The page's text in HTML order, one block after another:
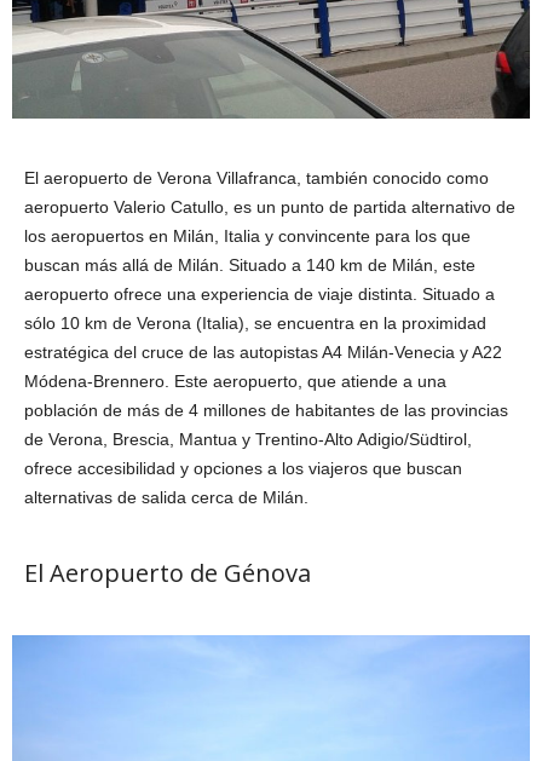
El aeropuerto de Verona Villafranca, también conocido como
aeropuerto Valerio Catullo, es un punto de partida alternativo de
los aeropuertos en Milán, Italia y convincente para los que
buscan más allá de Milán. Situado a 140 km de Milán, este
aeropuerto ofrece una experiencia de viaje distinta. Situado a
sólo 10 km de Verona (Italia), se encuentra en la proximidad
estratégica del cruce de las autopistas A4 Milán-Venecia y A22
Módena-Brennero. Este aeropuerto, que atiende a una
población de más de 4 millones de habitantes de las provincias
de Verona, Brescia, Mantua y Trentino-Alto Adigio/Südtirol,
ofrece accesibilidad y opciones a los viajeros que buscan
alternativas de salida cerca de Milán.
El Aeropuerto de Génova